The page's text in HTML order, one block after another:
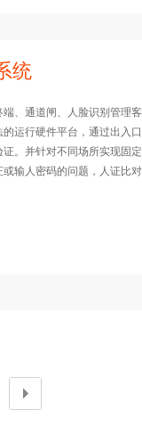
统
端、通道闸、人脸识别管理
运行硬件平台，通过出入
。并针对不同场所实现固
输人密码的问题，人证比